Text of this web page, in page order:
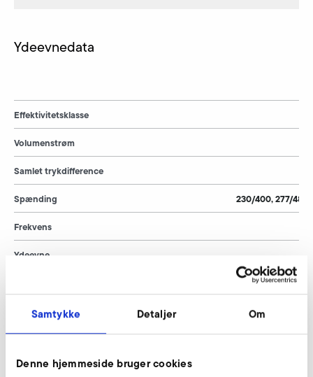
Samtykke Detaljer Om
Denne hjemmeside bruger cookies
Ydeevnedata
Effektivitetsklasse
Volumenstrøm
Samlet trykdifference
Spænding
Frekvens
Ydeevne
230/400, 277/